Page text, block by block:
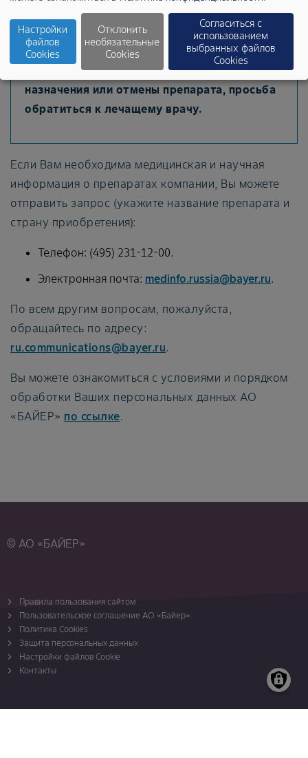
трудоустройстве.
В случае если Ваш вопрос касается
состояния здоровья, диагностики, лечения,
назначения или отмены препарата, просьба
обратиться к лечащему врачу.
Если Вам необходима медицинская и научная
информация о препаратах компании, Вы можете
отправить запрос (укажите название препарата и
страну приобретения):
Телефон: (495) 231-12-00.
Электронная почта: medinfo.russia@bayer.ru.
По всем другим вопросам, пожалуйста,
обращайтесь по адресу:
ru.communications@bayer.ru.
Вы можете ознакомиться с условиями и порядком
обработки Ваших персональных данных АО
«БАЙЕР» по ссылке.
© АО «БАЙЕР»
Правила пользования сайтом
Пользовательское соглашение АО «Байер»
Политика Cookies
Защита персональных данных
Настройки файлов Cookie
Контакты
Настройки
файлов
Cookies
Отклонить
необязательные
Cookies
Согласиться с
использованием
выбранных файлов
Cookies